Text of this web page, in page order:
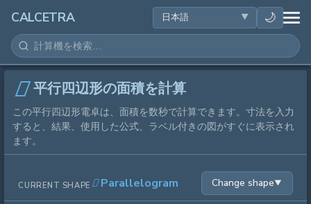
CALCETRA 🌙
数学
変換
科学
平行四辺形の面積を計算
この平行四辺形電卓は、面積を数秒で計算できます。寸法を入力
すると、結果、使用した公式、ラベル付きの図がすぐに表示され
ます。
CURRENT SHAPE Parallelogram Change shape▼